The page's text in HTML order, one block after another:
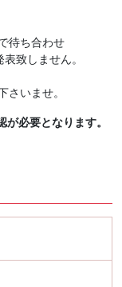
待ち合わせ
致しません。
さいませ。
必要となります。